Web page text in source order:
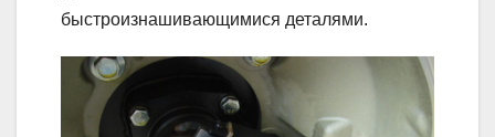
быстроизнашивающимися деталями.